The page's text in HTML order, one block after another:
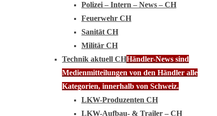
Polizei – Intern – News – CH
Feuerwehr CH
Sanität CH
Militär CH
Technik aktuell CHHändler-News sind
Medienmitteilungen von den Händler alle
Kategorien, innerhalb von Schweiz.
LKW-Produzenten CH
LKW-Aufbau- & Trailer – CH